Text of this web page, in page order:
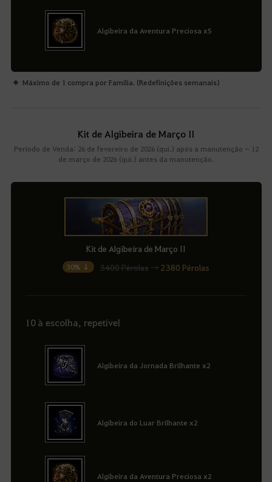
Algibeira da Aventura Preciosa x5
Máximo de 1 compra por Família. (Redefinições semanais)
Kit de Algibeira de Março II
Período de Venda: 26 de fevereiro de 2026 (qui.) após a manutenção ~ 12
de março de 2026 (qui.) antes da manutenção.
Kit de Algibeira de Março II
30% ↓ 3400 Pérolas→ 2380 Pérolas
10 à escolha, repetível
Algibeira da Jornada Brilhante x2
Algibeira do Luar Brilhante x2
Algibeira da Aventura Preciosa x2